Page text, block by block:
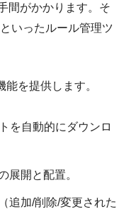
間がかかります。そ
といったルール管理ツ
を提供します。
を自動的にダウンロ
展開と配置。
追加/削除/変更された